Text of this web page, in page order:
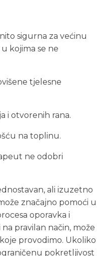
sigurna za većinu
kojima se ne
tjelesne
i otvorenih rana.
na toplinu.
ne odobri
ali izuzetno
značajno pomoći u
oporavka i
pravilan način, može
provodimo. Ukoliko
pokretljivost